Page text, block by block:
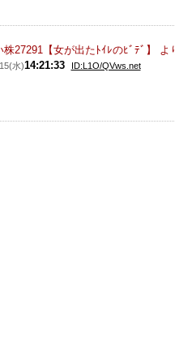
株27291【女が出たﾄｲﾚのﾋﾞﾃﾞ】 よ
水)14:21:33 ID:L1O/QVws.net